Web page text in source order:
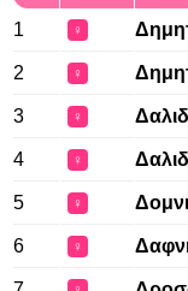
1 ♀
2 ♀
3 ♀
4 ♀
5 ♀
6 ♀